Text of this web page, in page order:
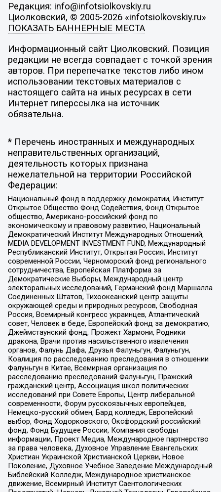
Редакция: info@infotsiolkovskiy.ru
Циолковский, © 2005-2026 «infotsiolkovskiy.ru»
ПОКАЗАТЬ БАННЕРНЫЕ МЕСТА
Информационный сайт Циолковский. Позиция
редакции не всегда совпадает с точкой зрения
авторов. При перепечатке текстов либо ином
использовании текстовых материалов с
настоящего сайта на иных ресурсах в сети
Интернет гиперссылка на источник
обязательна.
* Перечень иностранных и международных
неправительственных организаций,
деятельность которых признана
нежелательной на территории Российской
Федерации:
Национальный фонд в поддержку демократии, Институт
Открытое Общество Фонд Содействия, Фонд Открытое
общество, Американо-российский фонд по
экономическому и правовому развитию, Национальный
Демократический Институт Международных Отношений,
MEDIA DEVELOPMENT INVESTMENT FUND, Международный
Республиканский Институт, Открытая Россия, Институт
современной России, Черноморский фонд регионального
сотрудничества, Европейская Платформа за
Демократические Выборы, Международный центр
электоральных исследований, Германский фонд Маршалла
Соединенных Штатов, Тихоокеанский центр защиты
окружающей среды и природных ресурсов, Свободная
Россия, Всемирный конгресс украинцев, Атлантический
совет, Человек в беде, Европейский фонд за демократию,
Джеймстаунский фонд, Прожект Хармони, Родники
дракона, Врачи против насильственного извлечения
органов, Фалунь Дафа, Друзья Фалуньгун, Фалуньгун,
Коалиция по расследованию преследования в отношении
Фалуньгун в Китае, Всемирная организация по
расследованию преследований Фалуньгун, Пражский
гражданский центр, Ассоциация школ политических
исследований при Совете Европы, Центр либеральной
современности, Форум русскоязычных европейцев,
Немецко-русский обмен, Бард колледж, Европейский
выбор, Фонд Ходорковского, Оксфордский российский
фонд, Фонд Будущее России, Компания свободы
информации, Проект Медиа, Международное партнерство
за права человека, Духовное Управление Евангельских
Христиан Украинской Христианской Церкви, Новое
Поколение, Духовное Учебное Заведение Международный
Библейский Колледж, Международное христианское
движение, Всемирный Институт Саентологических